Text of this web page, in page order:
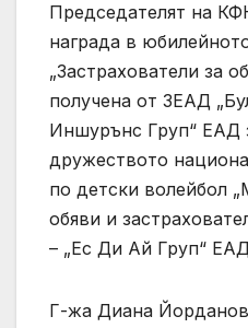
Председателят на
награда в
„Застрахователи за
получена от ЗЕАД
Иншурънс Груп“ ЕАД
дружеството
по детски волейбол
обяви и
– „Ес Ди Ай Груп“
Г-жа Диана